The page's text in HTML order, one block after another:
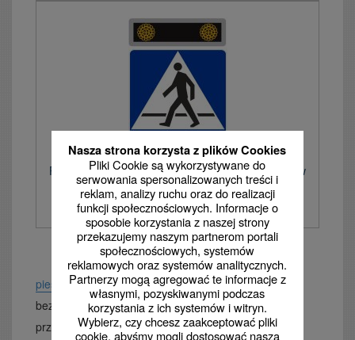
Nasza strona korzysta z plików Cookies
Pliki Cookie są wykorzystywane do
serwowania spersonalizowanych treści i
reklam, analizy ruchu oraz do realizacji
funkcji społecznościowych. Informacje o
sposobie korzystania z naszej strony
przekazujemy naszym partnerom portali
społecznościowych, systemów
reklamowych oraz systemów analitycznych.
Partnerzy mogą agregować te informacje z
własnymi, pozyskiwanymi podczas
korzystania z ich systemów i witryn.
Wybierz, czy chcesz zaakceptować pliki
cookie, abyśmy mogli dostosować naszą
Pulsator podwójny LED fi100 do aktywnych znaków
drogowych
Zgodnie z przepisamiaktywne przejścia dla
pieszychstosuje się w miejscach o dużym zagrożeniu
bezpieczeństwa (brak widoczności, usytuowanie
przejścia na drodze o znacznym natężeniu ruchu,